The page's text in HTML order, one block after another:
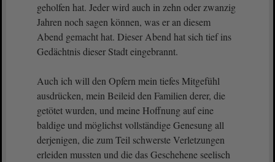
geholfen hat. Jeder wird auch in zehn oder zwanzig
Jahren noch sagen können, was er an diesem
Abend gemacht hat. Dieser Abend hat sich tief ins
Gedächtnis dieser Stadt eingebrannt.
Auch ich will den Opfern mein tiefes Mitgefühl
ausdrücken, mein Beileid den Familien derer, die
getötet wurden, und meine Hoffnung auf eine
baldige und möglichst vollständige Genesung all
derjenigen, die zum Teil schwerste Verletzungen
erleiden mussten und die das Geschehene seelisch